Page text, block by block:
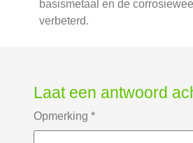
basismetaal en de
verbeterd.
Laat een antwoord
Opmerking *